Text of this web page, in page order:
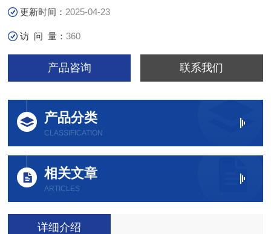
更新时间： 2025-04-23
访 问 量：360
产品咨询 联系我们
产品分类
CLASSIFICATION
相关文章
ARTICLES
详细介绍